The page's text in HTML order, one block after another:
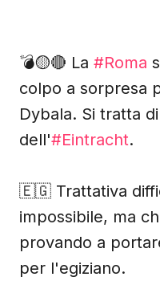
💣🟡🔴 La #Roma
colpo a sorpresa
Dybala. Si tratta
dell'#Eintracht.
🇪🇬 Trattativa
impossibile, ma
provando a
per l'egiziano.